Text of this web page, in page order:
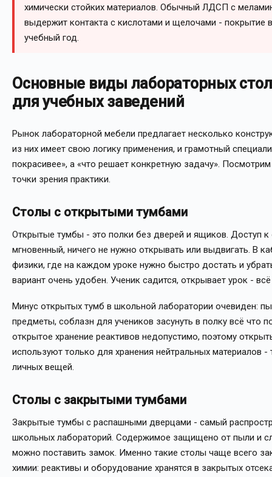
химически стойких материалов. Обычный ЛДСП с
выдержит контакта с кислотами и щелочами - покрытие
учебный год.
Основные виды лабораторных
для учебных заведений
Рынок лабораторной мебели предлагает несколько
из них имеет свою логику применения, и грамотный
покрасивее», а «что решает конкретную задачу».
точки зрения практики.
Столы с открытыми тумбами
Открытые тумбы - это полки без дверей и ящиков. Доступ
мгновенный, ничего не нужно открывать или выдвигать. В
физики, где на каждом уроке нужно быстро достать и
вариант очень удобен. Ученик садится, открывает урок -
Минус открытых тумб в школьной лаборатории очевиден:
предметы, соблазн для учеников засунуть в полку всё что
открытое хранение реактивов недопустимо, поэтому
используют только для хранения нейтральных материалов -
личных вещей.
Столы с закрытыми тумбами
Закрытые тумбы с распашными дверцами - самый
школьных лабораторий. Содержимое защищено от пыли и
можно поставить замок. Именно такие столы чаще всего
химии: реактивы и оборудование хранятся в закрытых